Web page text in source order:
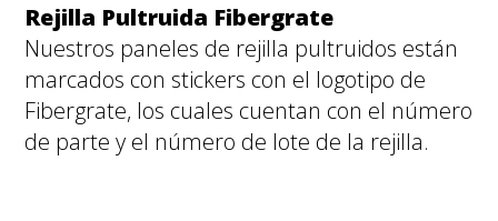
Rejilla Pultruida Fibergrate
Nuestros paneles de rejilla pultruidos están
marcados con stickers con el logotipo de
Fibergrate, los cuales cuentan con el número
de parte y el número de lote de la rejilla.